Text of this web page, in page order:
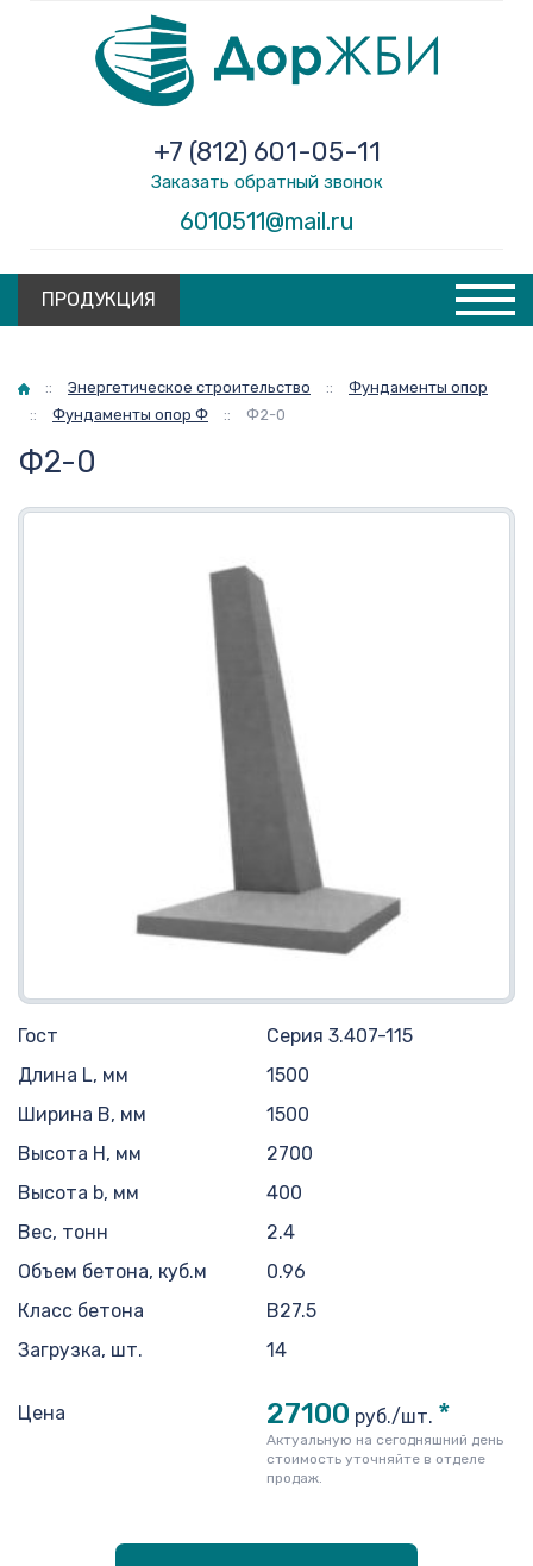
6010511@mail.ru
+7 (812) 601-05-11
Заказать обратный звонок
ПРОДУКЦИЯ
Главная
:: Энергетическое строительство ::
Фундаменты опор
::
Фундаменты опор Ф :: Ф2-0
Ф2-0
Гост
Серия 3.407-115
Длина L, мм
1500
Ширина B, мм
1500
Высота H, мм
2700
Высота b, мм
400
Вес, тонн
2.4
Объем бетона, куб.м
0.96
Класс бетона
B27.5
Загрузка, шт.
14
Цена 27100 руб./шт. *
Актуальную на сегодняшний день
стоимость уточняйте в отделе
продаж.